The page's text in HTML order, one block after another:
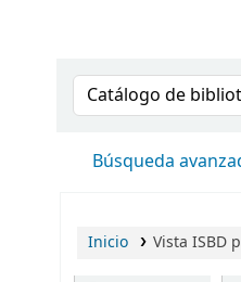
Buscar en el
Búsqueda
Inicio Vista ISBD